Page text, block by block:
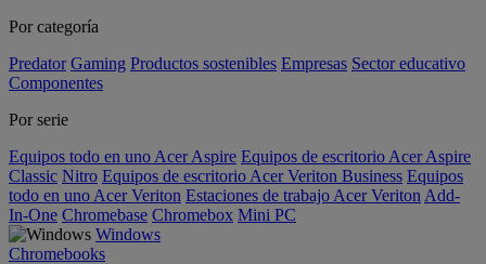
Por categoría
Predator Gaming Productos sostenibles Empresas Sector educativo
Componentes
Por serie
Equipos todo en uno Acer Aspire Equipos de escritorio Acer Aspire
Classic Nitro Equipos de escritorio Acer Veriton Business Equipos
todo en uno Acer Veriton Estaciones de trabajo Acer Veriton Add-
In-One Chromebase Chromebox Mini PC
Windows
Chromebooks